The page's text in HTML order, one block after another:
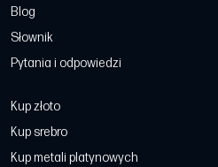
Blog
Słownik
Pytania i odpowiedzi
Kup złoto
Kup srebro
Kup metali platynowych